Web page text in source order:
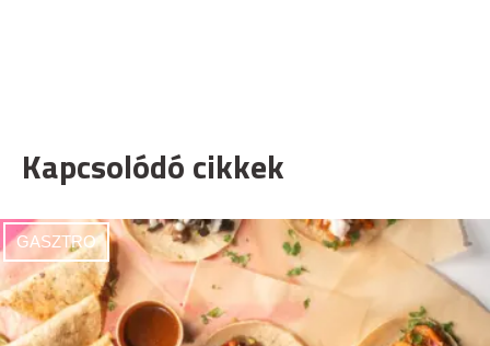
Kapcsolódó cikkek
GASZTRO